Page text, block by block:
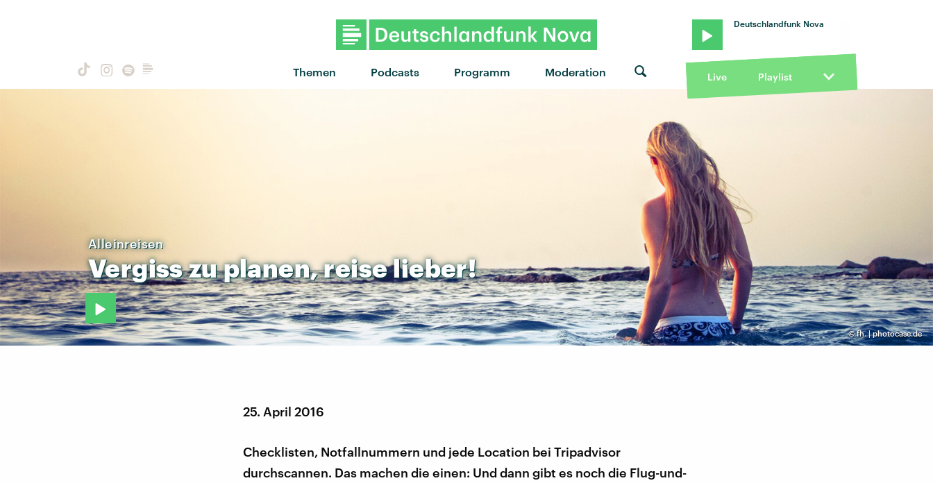
Themen Podcasts Programm Moderation
Deutschlandfunk Nova
Live Playlist
©fh. | photocase.de
Alleinreisen
Vergisszuplanen,reiselieber!
25. April 2016
Checklisten, Notfallnummern und jede Location bei Tripadvisor
durchscannen. Das machen die einen: Und dann gibt es noch die Flug-und-